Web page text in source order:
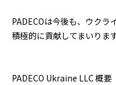
PADECOは今後も、ウクラ
積極的に貢献してまいります
PADECO Ukraine LLC 概要